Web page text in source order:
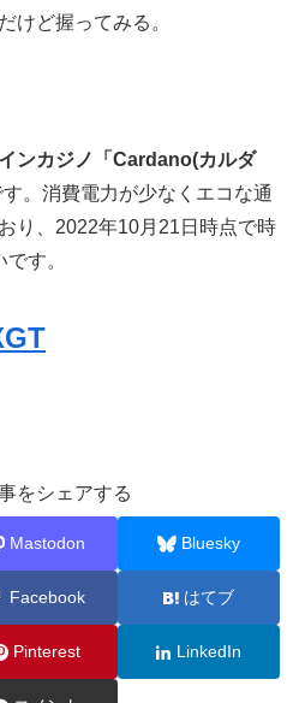
けど握ってみる。
ンカジノ「Cardano(カルダ
す。消費電力が少なくエコな通
り、2022年10月21日時点で時
す。
をシェアする
Mastodon Bluesky
Facebook はてブ
Pinterest LinkedIn